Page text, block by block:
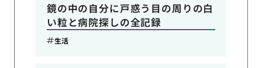
鏡の中の自分に戸惑う目の周りの白
い粒と病院探しの全記録
生活